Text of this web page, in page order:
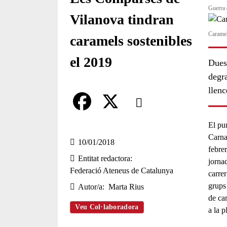
Vilanova tindran
caramels sostenibles
el 2019
Comparteix
a
c
o
Compartir en altres xarxes
10/01/2018
Entitat redactora
Federació Ateneus de Catalunya
Autor/a
Marta Rius
Veu Col·laboradora
Guerra
El
de
a la